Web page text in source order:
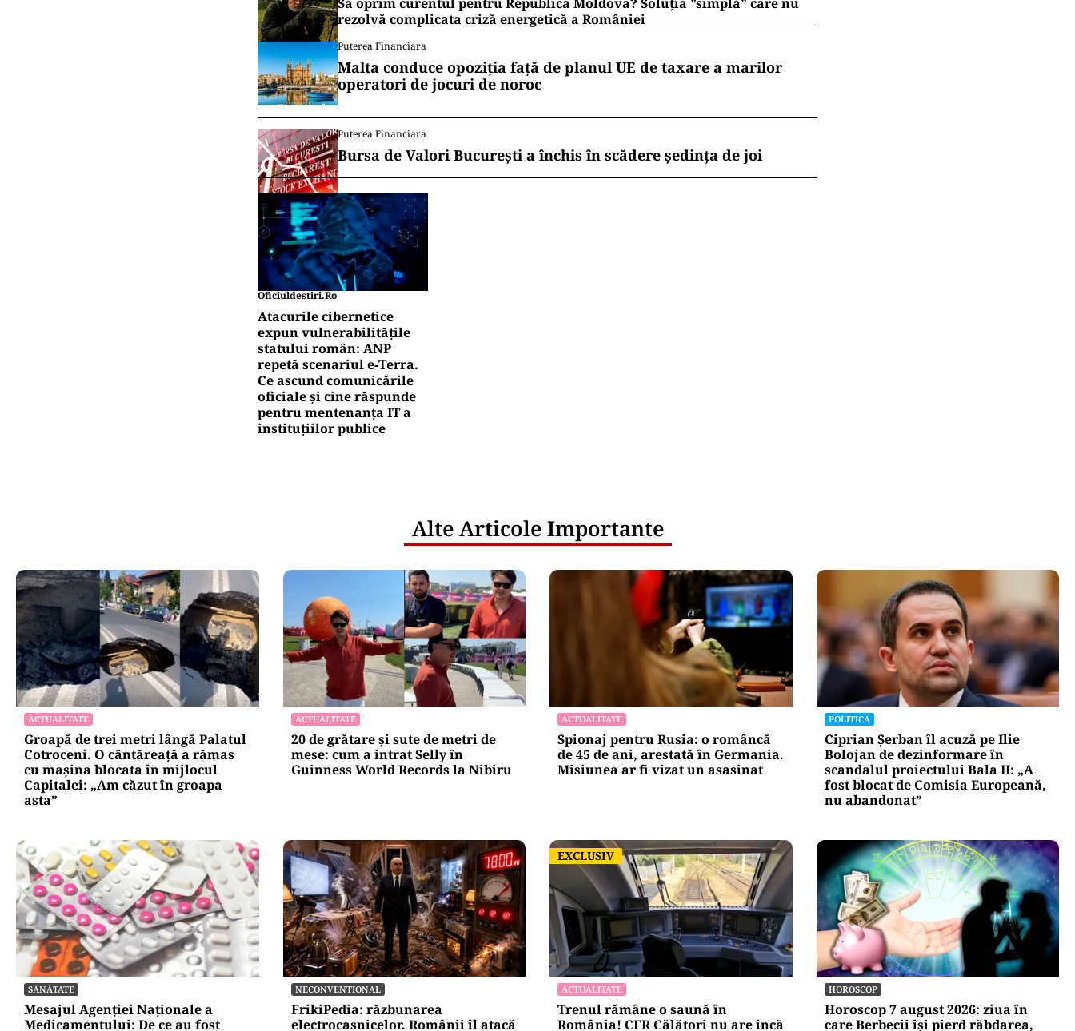
rezolvă complicata criză energetică a României
Puterea Financiara
Malta conduce opoziția față de planul UE de taxare a marilor
operatori de jocuri de noroc
Puterea Financiara
Bursa de Valori București a închis în scădere ședința de joi
Oficiuldestiri.ro
Atacurile cibernetice
expun vulnerabilitățile
statului român: ANP
repetă scenariul e‑Terra.
Ce ascund comunicările
oficiale și cine răspunde
pentru mentenanța IT a
instituțiilor publice
Alte Articole Importante
ACTUALITATE
Groapă de trei metri lângă Palatul
Cotroceni. O cântăreață a rămas
cu mașina blocata în mijlocul
Capitalei: „Am căzut în groapa
asta”
ACTUALITATE
20 de grătare și sute de metri de
mese: cum a intrat Selly în
Guinness World Records la Nibiru
ACTUALITATE
Spionaj pentru Rusia: o româncă
de 45 de ani, arestată în Germania.
Misiunea ar fi vizat un asasinat
POLITICĂ
Ciprian Șerban îl acuză pe Ilie
Bolojan de dezinformare în
scandalul proiectului Bala II: „A
fost blocat de Comisia Europeană,
nu abandonat”
SĂNĂTATE
Mesajul Agenției Naționale a
Medicamentului: De ce au fost
NECONVENTIONAL
FrikiPedia: răzbunarea
electrocasnicelor. Românii îl atacă
EXCLUSIV
EXCLUSIV
ACTUALITATE
Trenul rămâne o saună în
România! CFR Călători nu are încă
HOROSCOP
Horoscop 7 august 2026: ziua în
care Berbecii își pierd răbdarea,